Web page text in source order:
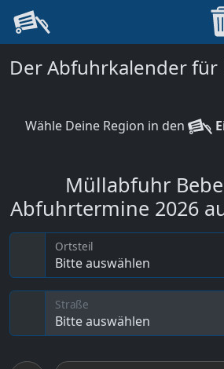
Der Abfuhrkalender für
Wähle Deine Region in den
Müllabfuhr
Abfuhrtermine 2026
Bitte auswählen
Ortsteil
Bitte auswählen
Straße